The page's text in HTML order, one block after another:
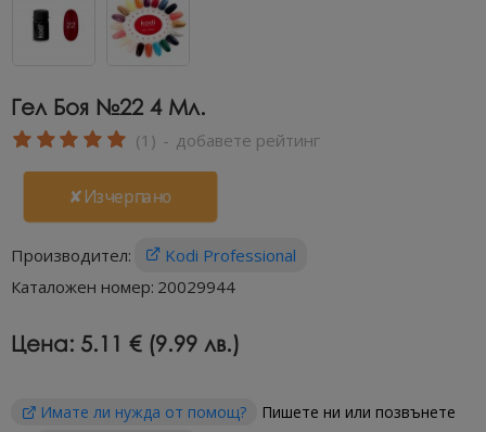
Гел Боя №22 4 Мл.
✘Изчерпано
Производител:
Kodi Professional
Каталожен номер: 20029944
(1) - добавете рейтинг
Цена: 5.11 € (9.99 лв.)
Имате ли нужда от помощ?
Пишете ни или позвънете